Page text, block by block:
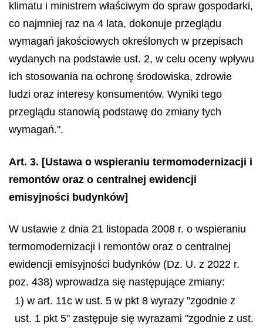
klimatu i ministrem właściwym do spraw gospodarki,
co najmniej raz na 4 lata, dokonuje przeglądu
wymagań jakościowych określonych w przepisach
wydanych na podstawie ust. 2, w celu oceny wpływu
ich stosowania na ochronę środowiska, zdrowie
ludzi oraz interesy konsumentów. Wyniki tego
przeglądu stanowią podstawę do zmiany tych
wymagań.".
Art. 3. [Ustawa o wspieraniu termomodernizacji i
remontów oraz o centralnej ewidencji
emisyjności budynków]
W ustawie z dnia 21 listopada 2008 r. o wspieraniu
termomodernizacji i remontów oraz o centralnej
ewidencji emisyjności budynków (Dz. U. z 2022 r.
poz. 438) wprowadza się następujące zmiany:
1) w art. 11c w ust. 5 w pkt 8 wyrazy "zgodnie z
ust. 1 pkt 5" zastępuje się wyrazami "zgodnie z ust.